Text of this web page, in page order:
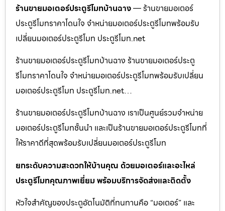
ร้านขายมอเตอร์ประตูรีโมทบ้านฉาง— ร้านขายมอเตอร์
ประตูรีโมทราคาโดนใจ จำหน่ายมอเตอร์ประตูรีโมทพร้อมรับ
เปลี่ยนมอเตอร์ประตูรีโมท ประตูรีโมท.net
ร้านขายมอเตอร์ประตูรีโมทบ้านฉาง ร้านขายมอเตอร์ประตู
รีโมทราคาโดนใจ จำหน่ายมอเตอร์ประตูรีโมทพร้อมรับเปลี่ยน
มอเตอร์ประตูรีโมท ประตูรีโมท.net…
ร้านขายมอเตอร์ประตูรีโมทบ้านฉาง เราเป็นศูนย์รวมจำหน่าย
มอเตอร์ประตูรีโมทชั้นนำ และเป็นร้านขายมอเตอร์ประตูรีโมทที่
ให้ราคาดีที่สุดพร้อมรับเปลี่ยนมอเตอร์ประตูรีโมท
ยกระดับความสะดวกให้บ้านคุณ ด้วยมอเตอร์และอะไหล่
ประตูรีโมทคุณภาพเยี่ยม พร้อมบริการจัดส่งและติดตั้ง
หัวใจสำคัญของประตูอัตโนมัติที่ทนทานคือ “มอเตอร์” และ